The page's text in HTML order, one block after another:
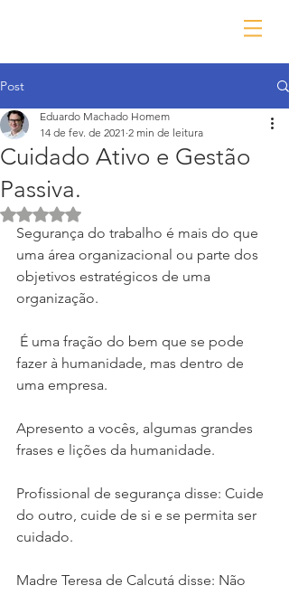
Post
Cuidado Ativo e Gestão
Passiva.
Eduardo Machado Homem
14 de fev. de 2021 2 min de leitura
Avaliado com NaN de 5 estrelas.
Segurança do trabalho é mais do que
uma área organizacional ou parte dos
objetivos estratégicos de uma
organização.
fazer à humanidade, mas dentro de
uma empresa.
Apresento a vocês, algumas grandes
frases e lições da humanidade.
Profissional de segurança disse: Cuide
do outro, cuide de si e se permita ser
cuidado.
Madre Teresa de Calcutá disse: Não